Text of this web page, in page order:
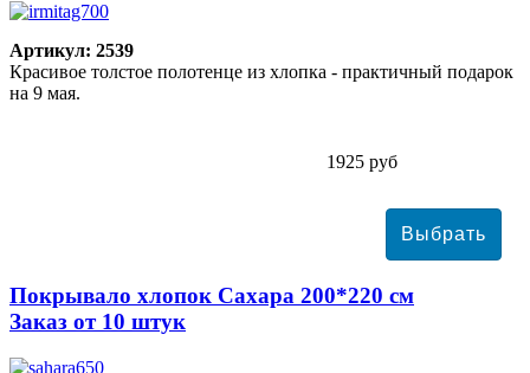
Артикул: 2539
Красивое толстое полотенце из хлопка - практичный подарок
на 9 мая.
1925 руб
Покрывало хлопок Сахара 200*220 см
Заказ от 10 штук